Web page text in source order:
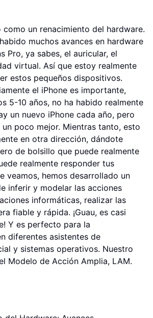
como un renacimiento del hardware.
muchos avances en hardware
Pro, ya sabes, el auricular, el
virtual. Así que estoy realmente
estos pequeños dispositivos.
el iPhone es importante,
5-10 años, no ha habido realmente
un nuevo iPhone cada año, pero
poco mejor. Mientras tanto, esto
en otra dirección, dándote
de bolsillo que puede realmente
realmente responder tus
veamos, hemos desarrollado un
inferir y modelar las acciones
informáticas, realizar las
fiable y rápida. ¡Guau, es casi
Y es perfecto para la
diferentes asistentes de
y sistemas operativos. Nuestro
Modelo de Acción Amplia, LAM.